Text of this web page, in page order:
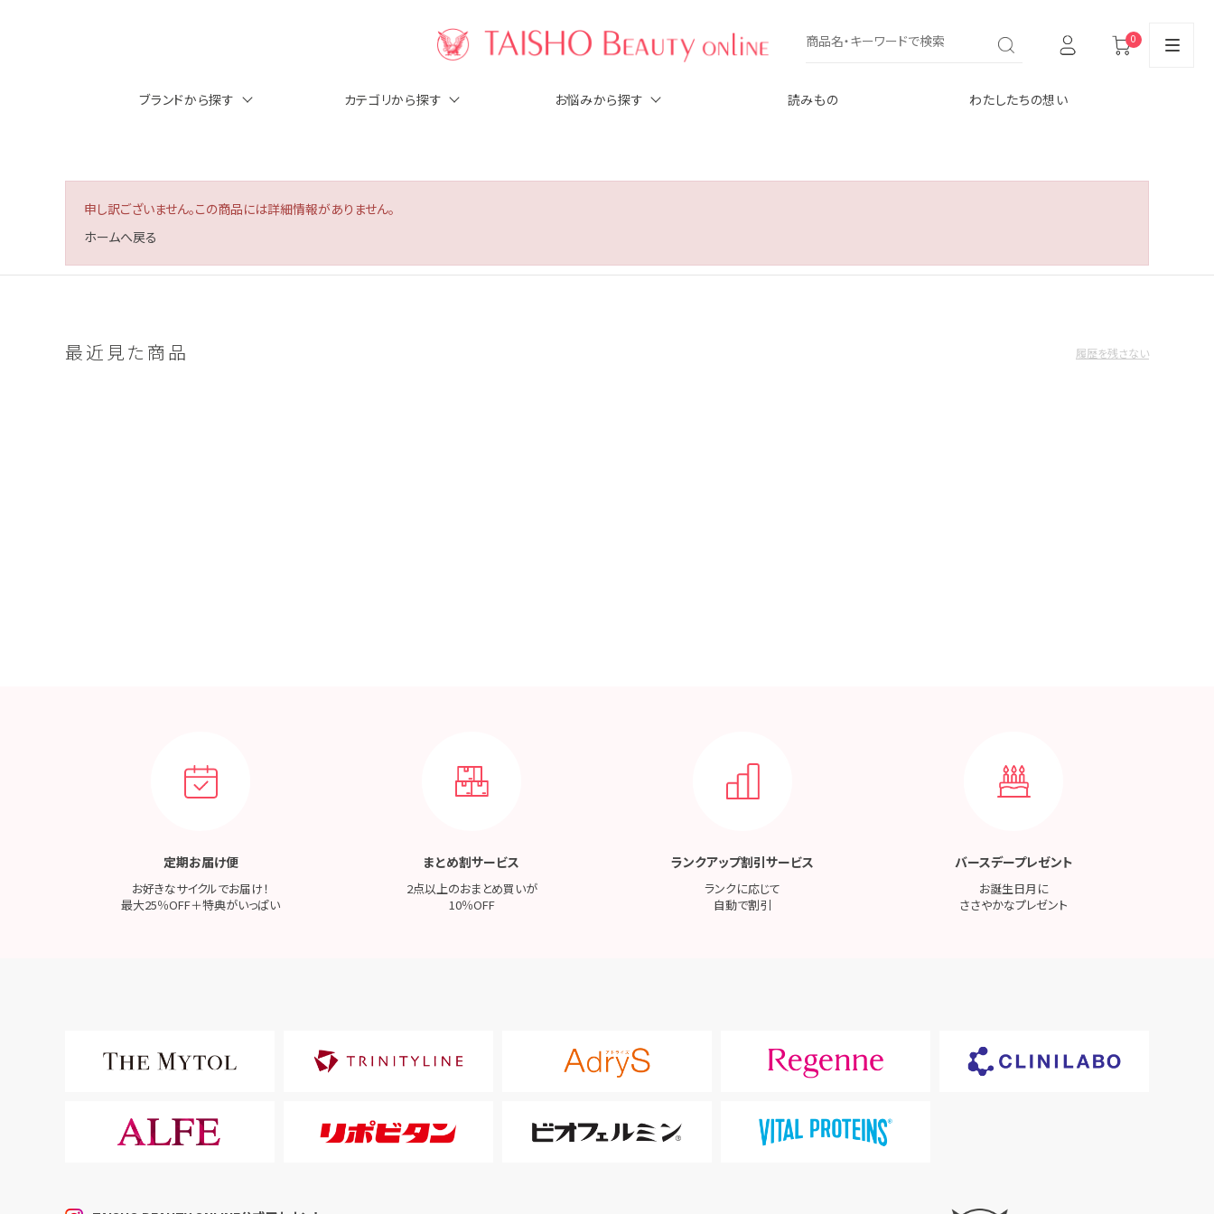
0
ブランドから探す カテゴリから探す お悩みから探す 読みもの わたしたちの想い
申し訳ございません。この商品には詳細情報がありません。
ホームへ戻る
最近見た商品 履歴を残さない
定期お届け便
お好きなサイクルでお届け！
最大25％OFF＋特典がいっぱい
まとめ割サービス
2点以上のおまとめ買いが
10％OFF
ランクアップ割引サービス
ランクに応じて
自動で割引
バースデープレゼント
お誕生日月に
ささやかなプレゼント